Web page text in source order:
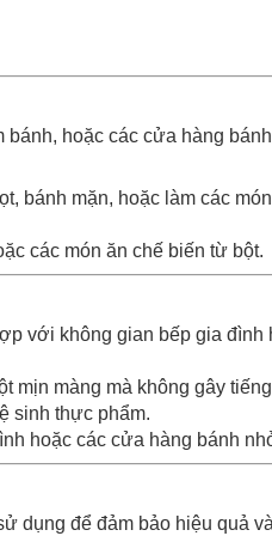
hoặc các cửa hàng
bánh mặn, hoặc làm các
các món ăn chế biến từ bột.
với không gian bếp gia đình
mịn màng mà không gây
sinh thực phẩm.
hoặc các cửa hàng bánh
dụng để đảm bảo hiệu quả